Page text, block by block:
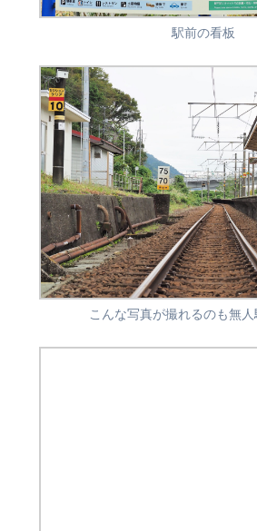
駅前の看板
こんな写真が撮れるのも無